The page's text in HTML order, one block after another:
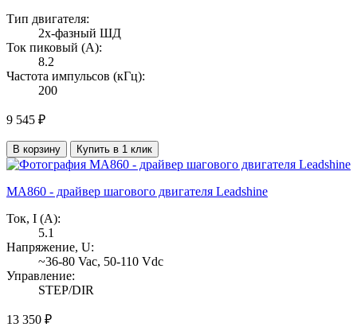
Тип двигателя:
2х-фазный ШД
Ток пиковый (А):
8.2
Частота импульсов (кГц):
200
9 545 ₽
В корзину Купить в 1 клик
MA860 - драйвер шагового двигателя Leadshine
Ток, I (А):
5.1
Напряжение, U:
~36-80 Vac, 50-110 Vdc
Управление:
STEP/DIR
13 350 ₽